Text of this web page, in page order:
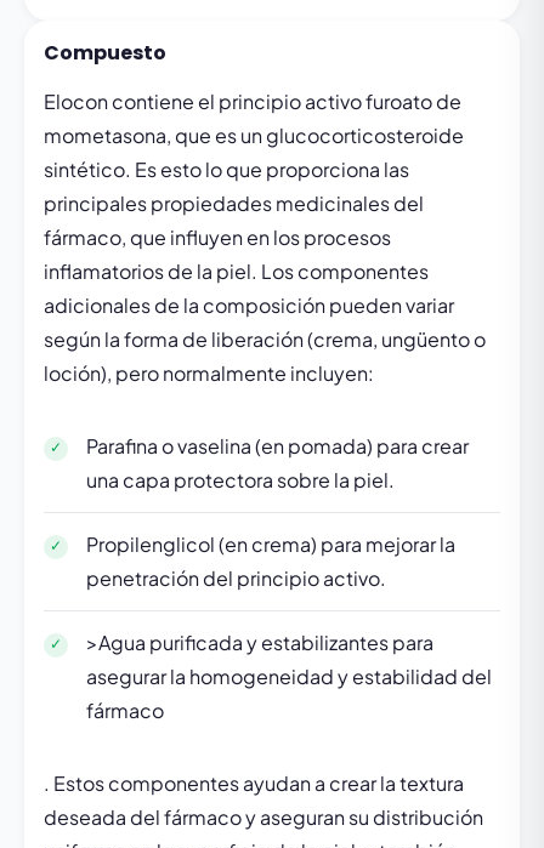
Compuesto
Elocon contiene el principio activo furoato de
mometasona, que es un glucocorticosteroide
sintético. Es esto lo que proporciona las
principales propiedades medicinales del
fármaco, que influyen en los procesos
inflamatorios de la piel. Los componentes
adicionales de la composición pueden variar
según la forma de liberación (crema, ungüento o
loción), pero normalmente incluyen:
Parafina o vaselina (en pomada) para crear
una capa protectora sobre la piel.
Propilenglicol (en crema) para mejorar la
penetración del principio activo.
>Agua purificada y estabilizantes para
asegurar la homogeneidad y estabilidad del
fármaco
. Estos componentes ayudan a crear la textura
deseada del fármaco y aseguran su distribución